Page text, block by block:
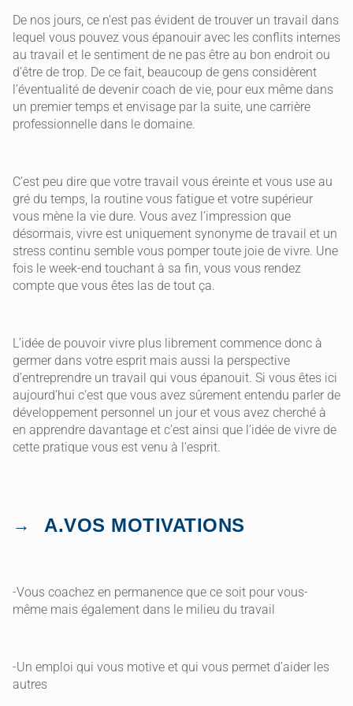
De nos jours, ce n’est pas évident de trouver un travail dans
lequel vous pouvez vous épanouir avec les conflits internes
au travail et le sentiment de ne pas être au bon endroit ou
d’être de trop. De ce fait, beaucoup de gens considèrent
l’éventualité de devenir coach de vie, pour eux même dans
un premier temps et envisage par la suite, une carrière
professionnelle dans le domaine.
C’est peu dire que votre travail vous éreinte et vous use au
gré du temps, la routine vous fatigue et votre supérieur
vous mène la vie dure. Vous avez l’impression que
désormais, vivre est uniquement synonyme de travail et un
stress continu semble vous pomper toute joie de vivre. Une
fois le week-end touchant à sa fin, vous vous rendez
compte que vous êtes las de tout ça.
L’idée de pouvoir vivre plus librement commence donc à
germer dans votre esprit mais aussi la perspective
d’entreprendre un travail qui vous épanouit. Si vous êtes ici
aujourd’hui c’est que vous avez sûrement entendu parler de
développement personnel un jour et vous avez cherché à
en apprendre davantage et c’est ainsi que l’idée de vivre de
cette pratique vous est venu à l’esprit.
A.VOS MOTIVATIONS
-Vous coachez en permanence que ce soit pour vous-
même mais également dans le milieu du travail
-Un emploi qui vous motive et qui vous permet d’aider les
autres